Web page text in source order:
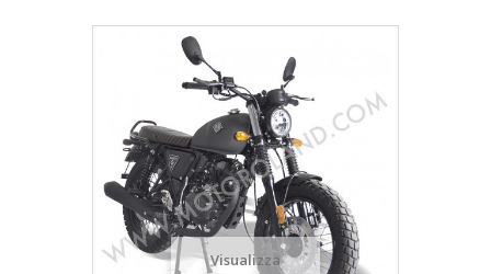
Visualizza